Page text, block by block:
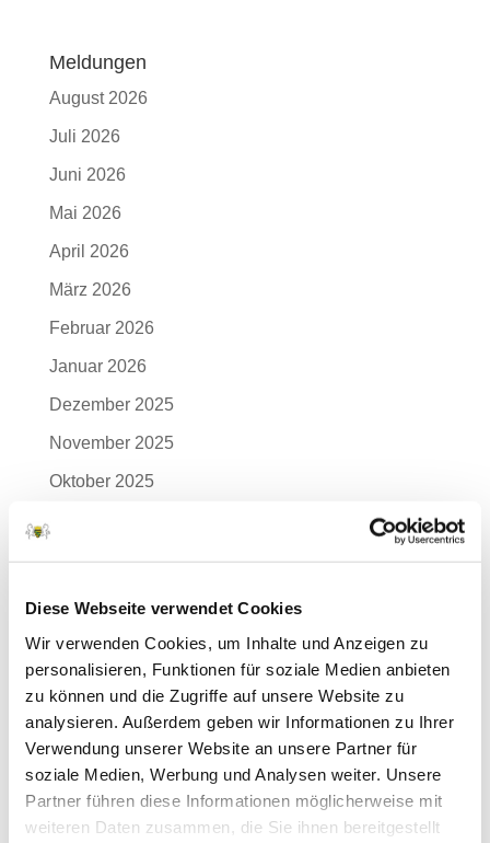
Diese Webseite verwendet Cookies
Wir verwenden Cookies, um Inhalte und Anzeigen zu
personalisieren, Funktionen für soziale Medien anbieten
zu können und die Zugriffe auf unsere Website zu
analysieren. Außerdem geben wir Informationen zu Ihrer
Verwendung unserer Website an unsere Partner für
soziale Medien, Werbung und Analysen weiter. Unsere
Partner führen diese Informationen möglicherweise mit
weiteren Daten zusammen, die Sie ihnen bereitgestellt
Meldungen
August 2026
Juli 2026
Juni 2026
Mai 2026
April 2026
März 2026
Februar 2026
Januar 2026
Dezember 2025
November 2025
Oktober 2025
August 2025
Juni 2025
Mai 2025
März 2025
Februar 2025
Januar 2025